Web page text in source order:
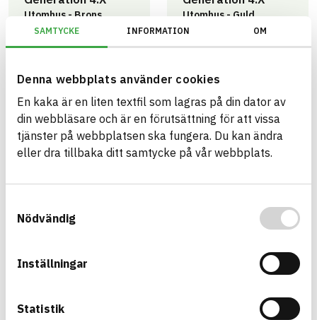
SAMTYCKE INFORMATION OM
Denna webbplats använder cookies
En kaka är en liten textfil som lagras på din dator av
din webbläsare och är en förutsättning för att vissa
tjänster på webbplatsen ska fungera. Du kan ändra
eller dra tillbaka ditt samtycke på vår webbplats.
Nödvändig
Inställningar
Statistik
Utomhus - Brons
0artiklar
Utomhus - Guld
655artiklar
Trafikverket
Grupp A – Tillåten
655
Trafikverket
Grupp B –
Riskminskning
0
Sök
Artikelnamn
Ergofast GTX-M4 26